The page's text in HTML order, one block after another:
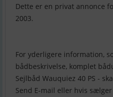
Dette er en privat annonce
2003.
For yderligere information,
bådbeskrivelse, komplet
Sejlbåd Wauquiez 40 PS -
Send E-mail eller hvis